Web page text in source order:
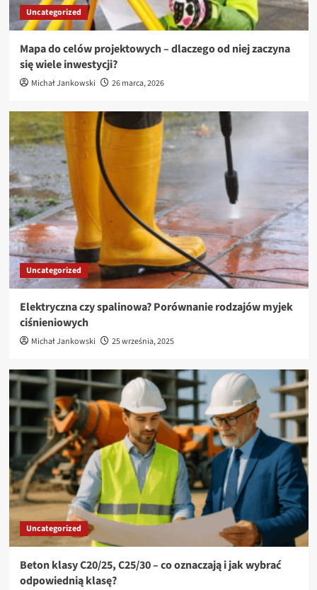
Uncategorized
Mapa do celów projektowych – dlaczego od niej zaczyna
się wiele inwestycji?
Michał Jankowski 26 marca, 2026
Uncategorized
Elektryczna czy spalinowa? Porównanie rodzajów myjek
ciśnieniowych
Michał Jankowski 25 września, 2025
Uncategorized
Beton klasy C20/25, C25/30 – co oznaczają i jak wybrać
odpowiednią klasę?